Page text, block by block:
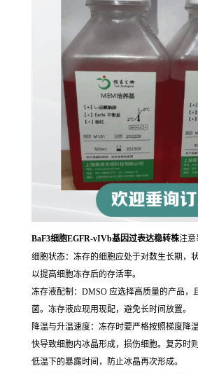
BaF3细胞EGFR-vIVb基因过表达稳转株注意
细胞状态：冻存的细胞应处于对数生长期，
以提高细胞冻存后的存活率。
冻存液配制：DMSO 应选择高质量的产品，
菌。冻存液应现用现配，避免长时间放置。
降温与升温速度：冻存时要严格按照梯度降
快导致细胞内冰晶形成，损伤细胞。复苏时
低温下的暴露时间，防止冰晶再次形成。